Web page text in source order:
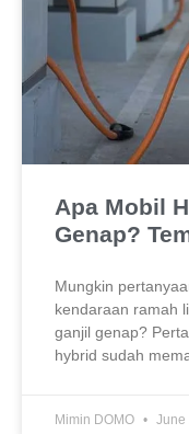
Apa Mobil
Genap?
Mungkin
kendaraan ramah
ganjil genap?
hybrid sudah
Mimin DOMO June